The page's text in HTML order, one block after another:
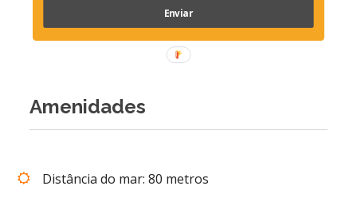
Enviar
Amenidades
Distância do mar: 80 metros